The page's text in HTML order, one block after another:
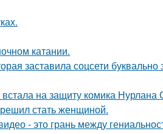
катании.
заставила соцсети буквально
на защиту комика Нурлана
стать женщиной.
- это грань между